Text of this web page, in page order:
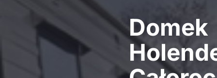
Domek